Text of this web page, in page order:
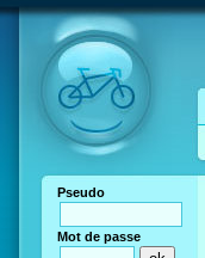
Pseudo
Mot de passe